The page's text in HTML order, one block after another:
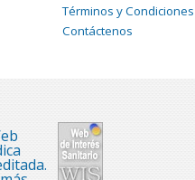
Términos y Condiciones
Contáctenos